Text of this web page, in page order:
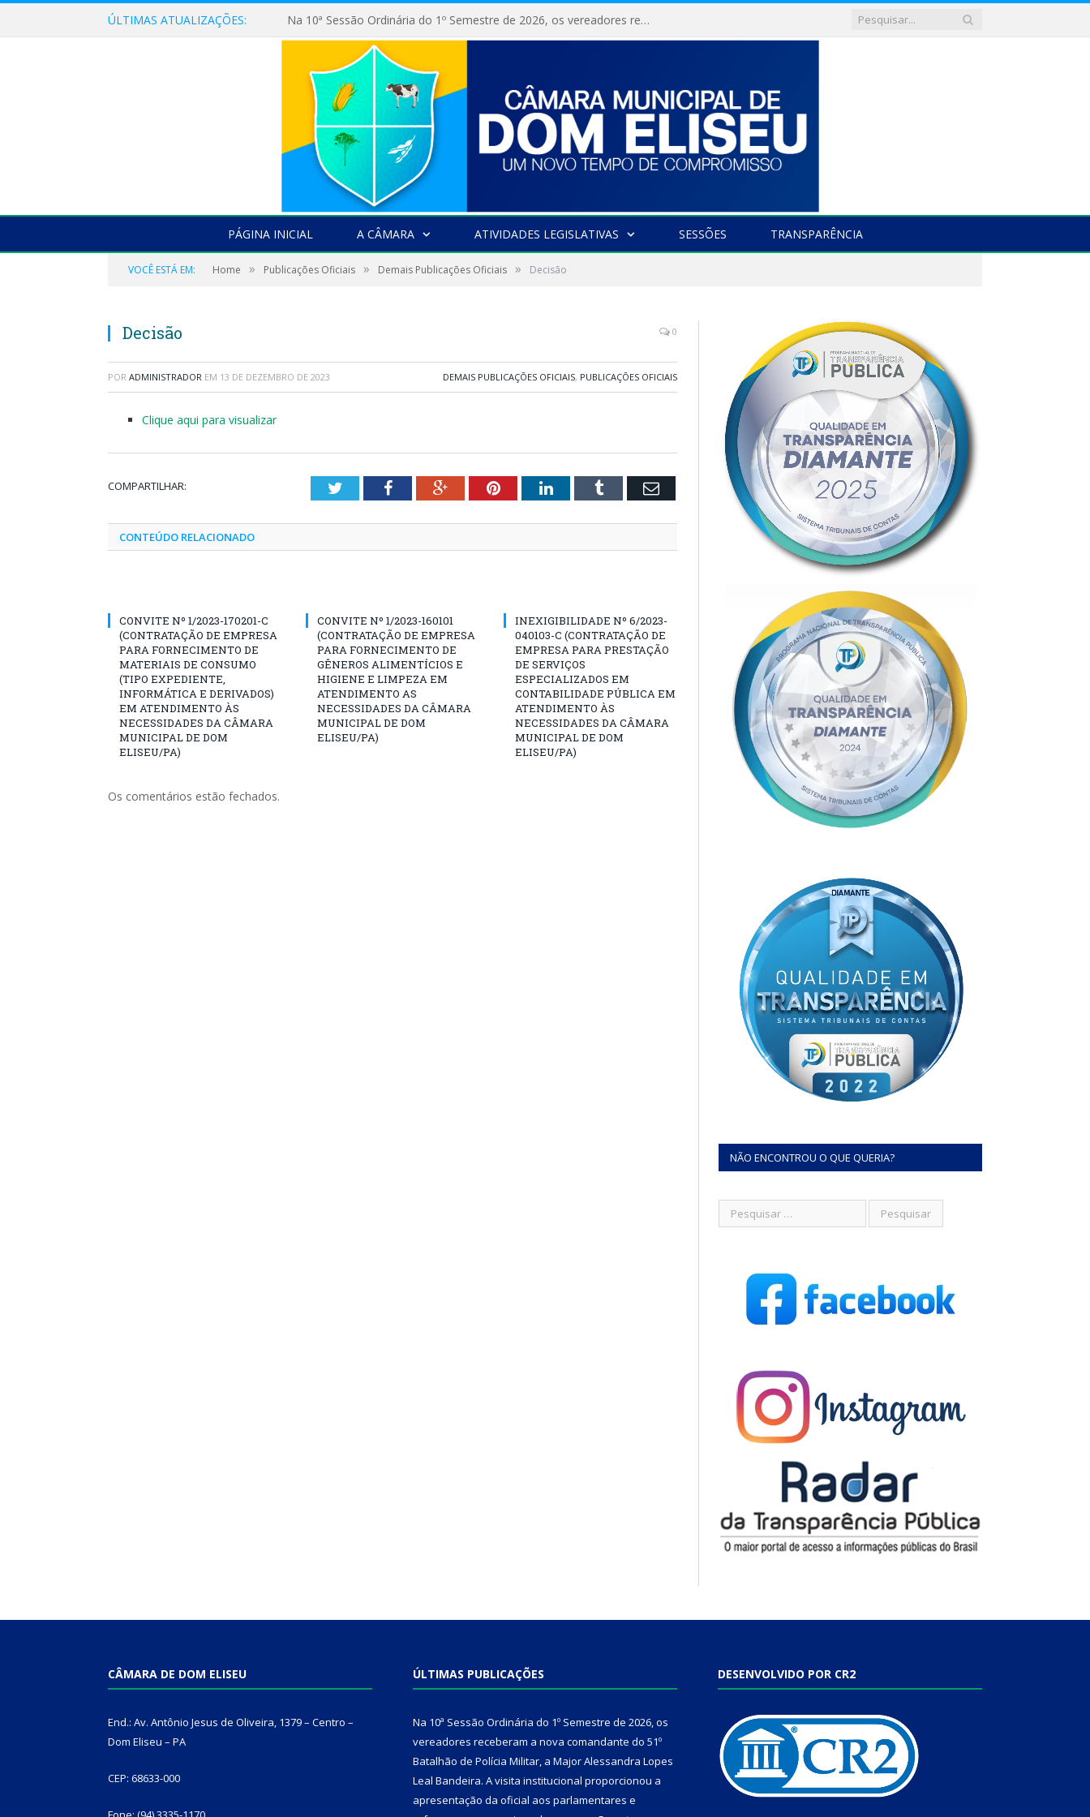
ÚLTIMAS ATUALIZAÇÕES: Na 10ª Sessão Ordinária do 1º Semestre de 2026, os vereadores receberam a nova comandante do 51º Batalhão de Polícia Militar, a Major Alessandra Lopes Leal Bandeira. A visita institucional proporcionou a apresentação da oficial aos parlamentares e reforçou o compromisso de cooperação entre a Polícia Militar e o Poder Legislativo em prol da segurança da população.
PÁGINA INICIAL A CÂMARA ATIVIDADES LEGISLATIVAS SESSÕES TRANSPARÊNCIA
VOCÊ ESTÁ EM: Home » Publicações Oficiais » Demais Publicações Oficiais » Decisão
Decisão 0
POR ADMINISTRADOR EM 13 DE DEZEMBRO DE 2023 DEMAIS PUBLICAÇÕES OFICIAIS, PUBLICAÇÕES OFICIAIS
Clique aqui para visualizar
COMPARTILHAR: TwitterFacebookGoogle+PinterestLinkedInTumblr Email
CONTEÚDO RELACIONADO
CONVITE Nº 1/2023-170201-C
(CONTRATAÇÃO DE EMPRESA
PARA FORNECIMENTO DE
MATERIAIS DE CONSUMO
(TIPO EXPEDIENTE,
INFORMÁTICA E DERIVADOS)
EM ATENDIMENTO ÀS
NECESSIDADES DA CÂMARA
MUNICIPAL DE DOM
ELISEU/PA)
CONVITE Nº 1/2023-160101
(CONTRATAÇÃO DE EMPRESA
PARA FORNECIMENTO DE
GÊNEROS ALIMENTÍCIOS E
HIGIENE E LIMPEZA EM
ATENDIMENTO AS
NECESSIDADES DA CÂMARA
MUNICIPAL DE DOM
ELISEU/PA)
INEXIGIBILIDADE Nº 6/2023-
040103-C (CONTRATAÇÃO DE
EMPRESA PARA PRESTAÇÃO
DE SERVIÇOS
ESPECIALIZADOS EM
CONTABILIDADE PÚBLICA EM
ATENDIMENTO ÀS
NECESSIDADES DA CÂMARA
MUNICIPAL DE DOM
ELISEU/PA)
Os comentários estão fechados.
NÃO ENCONTROU O QUE QUERIA?
CÂMARA DE DOM ELISEU
End.: Av. Antônio Jesus de Oliveira, 1379 – Centro –
Dom Eliseu – PA
CEP: 68633-000
ÚLTIMAS PUBLICAÇÕES
Na 10ª Sessão Ordinária do 1º Semestre de 2026, os
vereadores receberam a nova comandante do 51º
Batalhão de Polícia Militar, a Major Alessandra Lopes
Leal Bandeira. A visita institucional proporcionou a
apresentação da oficial aos parlamentares e
DESENVOLVIDO POR CR2